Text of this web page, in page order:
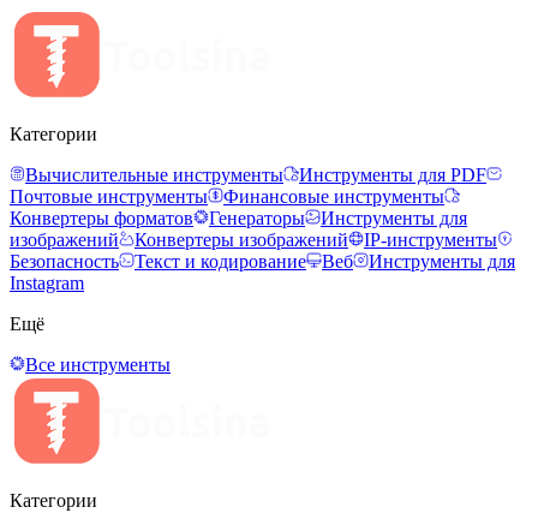
Категории
Вычислительные инструменты
Инструменты для PDF
Почтовые инструменты
Финансовые инструменты
Конвертеры форматов
Генераторы
Инструменты для
изображений
Конвертеры изображений
IP-инструменты
Безопасность
Текст и кодирование Веб
Инструменты для
Instagram
Ещё
Все инструменты
Категории